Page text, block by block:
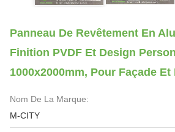
Panneau De Revêtement En
Finition PVDF Et Design
1000x2000mm, Pour Façade Et
Nom De La Marque:
M-CITY